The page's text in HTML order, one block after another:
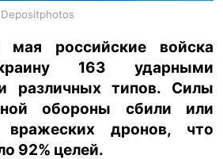
российские войска
163 ударными
различных типов. Силы
обороны сбили или
вражеских дронов, что
92% целей.